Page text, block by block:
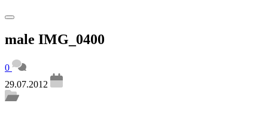
male IMG_0400
0
29.07.2012